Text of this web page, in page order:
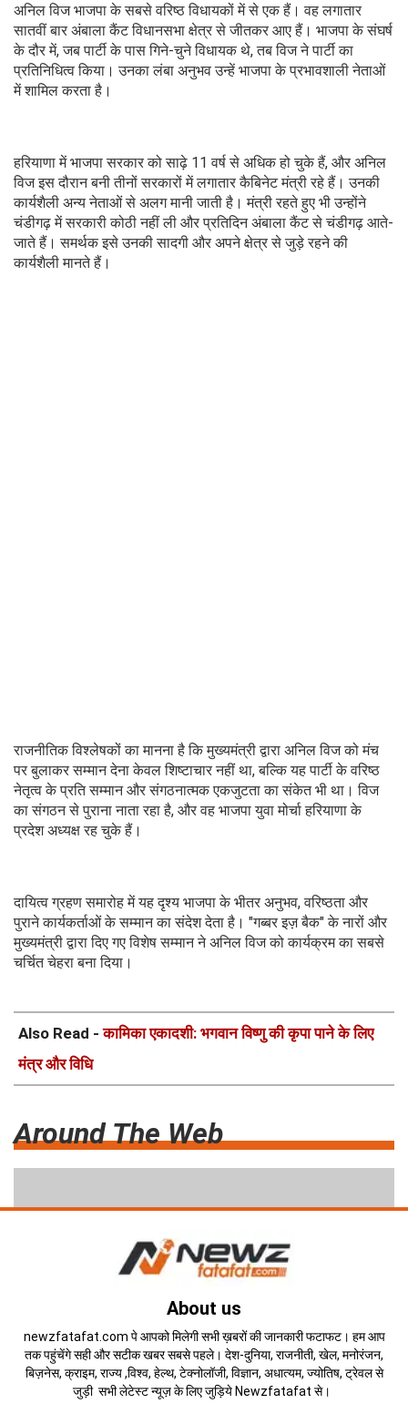
अनिल विज भाजपा के सबसे वरिष्ठ विधायकों में से एक हैं। वह लगातार
सातवीं बार अंबाला कैंट विधानसभा क्षेत्र से जीतकर आए हैं। भाजपा के संघर्ष
के दौर में, जब पार्टी के पास गिने-चुने विधायक थे, तब विज ने पार्टी का
प्रतिनिधित्व किया। उनका लंबा अनुभव उन्हें भाजपा के प्रभावशाली नेताओं
में शामिल करता है।
हरियाणा में भाजपा सरकार को साढ़े 11 वर्ष से अधिक हो चुके हैं, और अनिल
विज इस दौरान बनी तीनों सरकारों में लगातार कैबिनेट मंत्री रहे हैं। उनकी
कार्यशैली अन्य नेताओं से अलग मानी जाती है। मंत्री रहते हुए भी उन्होंने
चंडीगढ़ में सरकारी कोठी नहीं ली और प्रतिदिन अंबाला कैंट से चंडीगढ़ आते-
जाते हैं। समर्थक इसे उनकी सादगी और अपने क्षेत्र से जुड़े रहने की
कार्यशैली मानते हैं।
राजनीतिक विश्लेषकों का मानना है कि मुख्यमंत्री द्वारा अनिल विज को मंच
पर बुलाकर सम्मान देना केवल शिष्टाचार नहीं था, बल्कि यह पार्टी के वरिष्ठ
नेतृत्व के प्रति सम्मान और संगठनात्मक एकजुटता का संकेत भी था। विज
का संगठन से पुराना नाता रहा है, और वह भाजपा युवा मोर्चा हरियाणा के
प्रदेश अध्यक्ष रह चुके हैं।
दायित्व ग्रहण समारोह में यह दृश्य भाजपा के भीतर अनुभव, वरिष्ठता और
पुराने कार्यकर्ताओं के सम्मान का संदेश देता है। "गब्बर इज़ बैक" के नारों और
मुख्यमंत्री द्वारा दिए गए विशेष सम्मान ने अनिल विज को कार्यक्रम का सबसे
चर्चित चेहरा बना दिया।
Also Read -कामिका एकादशी: भगवान विष्णु की कृपा पाने के लिए
मंत्र और विधि
Around The Web
About us
newzfatafat.com पे आपको मिलेगी सभी ख़बरों की जानकारी फटाफट। हम आप
तक पहुंचेंगे सही और सटीक खबर सबसे पहले। देश-दुनिया, राजनीती, खेल, मनोरंजन,
बिज़नेस, क्राइम, राज्य ,विश्व, हेल्थ, टेक्नोलॉजी, विज्ञान, अधात्यम, ज्योतिष, ट्रेवल से
जुड़ी सभी लेटेस्ट न्यूज़ के लिए जुड़िये Newzfatafat से।